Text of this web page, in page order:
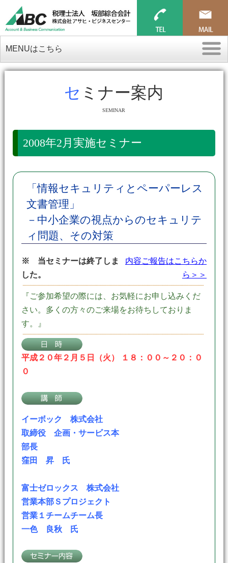
MENUはこちら
セミナー案内
SEMINAR
2008年2月実施セミナー
「情報セキュリティとペーパーレス
文書管理」
－中小企業の視点からのセキュリテ
ィ問題、その対策
※ 当セミナーは終了しま
した。
内容ご報告はこちらか
ら＞＞
『ご参加希望の際には、お気軽にお申し込みくだ
さい。多くの方々のご来場をお待ちしておりま
す。』
平成２０年２月５日（火） １８：００～２０：０
０
イーボック 株式会社
取締役 企画・サービス本
部長
窪田 昇 氏
富士ゼロックス 株式会社
営業本部Ｓプロジェクト
営業１チームチーム長
一色 良秋 氏